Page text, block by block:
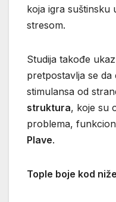
koja igra suštinsku
stresom.
Studija takođe
pretpostavlja se
stimulansa od
struktura, koje su
problema,
Plave.
Tople boje kod